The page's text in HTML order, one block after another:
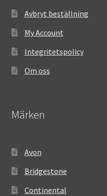
Avbryt beställning
My Account
Integritetspolicy
Om oss
Märken
Avon
Bridgestone
Continental